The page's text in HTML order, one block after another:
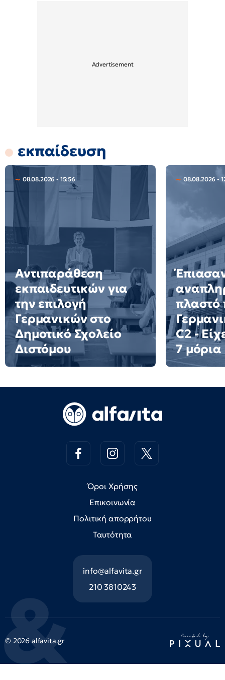
εκπαίδευση
08.08.2026 - 15:56
Αντιπαράθεση
εκπαιδευτικών για
την επιλογή
Γερμανικών στο
Δημοτικό Σχολείο
Διστόμου
08.08.2026 -
πλαστό
C2 -
7 μόρια
Όροι Χρήσης
Επικοινωνία
Πολιτική απορρήτου
Ταυτότητα
info@alfavita.gr
210 3810243
© 2026 alfavita.gr